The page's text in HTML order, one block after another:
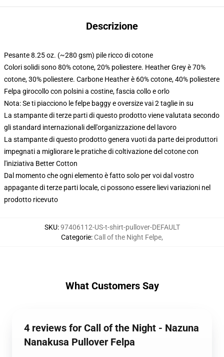
Descrizione
Pesante 8.25 oz. (~280 gsm) pile ricco di cotone
Colori solidi sono 80% cotone, 20% poliestere. Heather Grey è 70%
cotone, 30% poliestere. Carbone Heather è 60% cotone, 40% poliestere
Felpa girocollo con polsini a costine, fascia collo e orlo
Nota: Se ti piacciono le felpe baggy e oversize vai 2 taglie in su
La stampante di terze parti di questo prodotto viene valutata secondo
gli standard internazionali dell'organizzazione del lavoro
La stampante di questo prodotto genera vuoti da parte dei produttori
impegnati a migliorare le pratiche di coltivazione del cotone con
l'iniziativa Better Cotton
Dal momento che ogni elemento è fatto solo per voi dal vostro
appagante di terze parti locale, ci possono essere lievi variazioni nel
prodotto ricevuto
SKU:97406112-US-t-shirt-pullover-DEFAULT
Categorie: Call of the Night Felpe,
What Customers Say
4 reviews for Call of the Night - Nazuna
Nanakusa Pullover Felpa